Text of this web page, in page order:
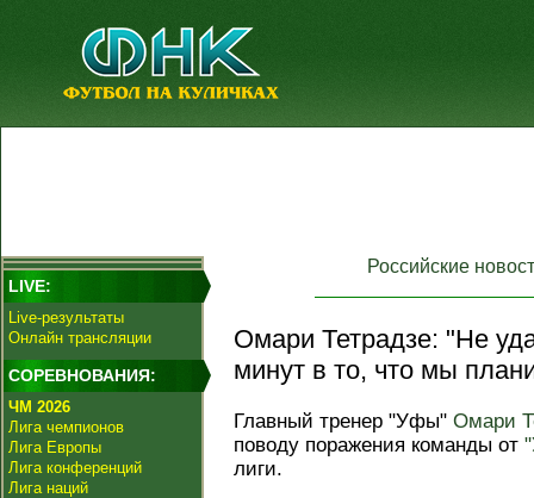
LIVE:
Live-результаты
Онлайн трансляции
СОРЕВНОВАНИЯ:
ЧМ 2026
Лига чемпионов
Лига Европы
Лига конференций
Лига наций
Российские
Омари Тетрадзе: "Не
минут в то, что мы
Главный тренер "Уфы" Омари
поводу поражения команды от
лиги.